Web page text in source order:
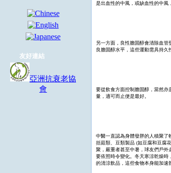
友好連結
亞洲抗衰老協
會
是出血性的中風，或缺血性的中風
另一方面，良性膽固醇會清除血
良膽固醇水平，這些運動需具持久
要從飲食方面控制膽固醇，當然亦
量，適可而止便是最好。
中醫一直認為身體發胖的人積聚了
括菇類、豆類製品 (如豆腐和豆腐
聚，嚴重者甚至中暑，球友們戶外
要依照時令變化。冬天寒涼乾燥時
的清涼飲品，這些食物本身能加速